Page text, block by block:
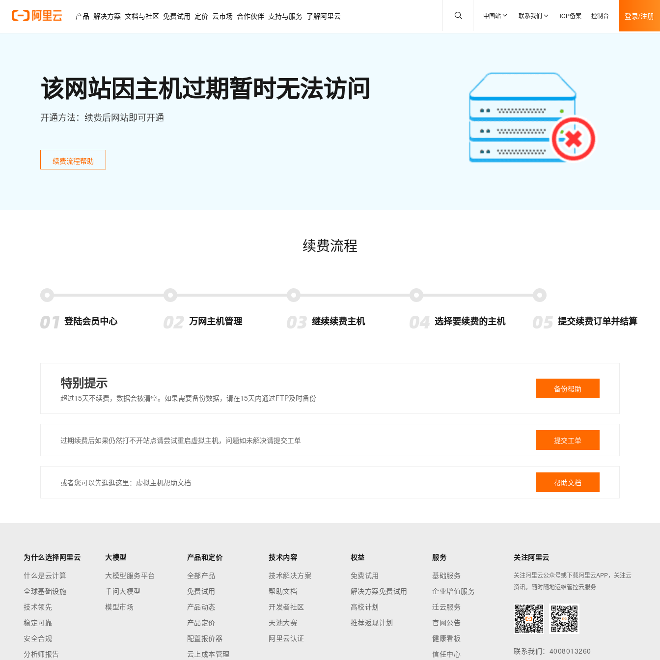
产品 解决方案 文档与社区 免费试用 定价 云市场 合作伙伴 支持与服务 了解阿里云 中国站 联系我们 ICP备案 控制台 登录/注册
该网站因主机过期暂时无法访问
开通方法：续费后网站即可开通
续费流程帮助
续费流程
登陆会员中心 万网主机管理 继续续费主机 选择要续费的主机 提交续费订单并结算
特别提示
超过15天不续费，数据会被清空。如果需要备份数据，请在15天内通过FTP及时备份
备份帮助
过期续费后如果仍然打不开站点请尝试重启虚拟主机，问题如未解决请提交工单 提交工单
或者您可以先逛逛这里：虚拟主机帮助文档 帮助文档